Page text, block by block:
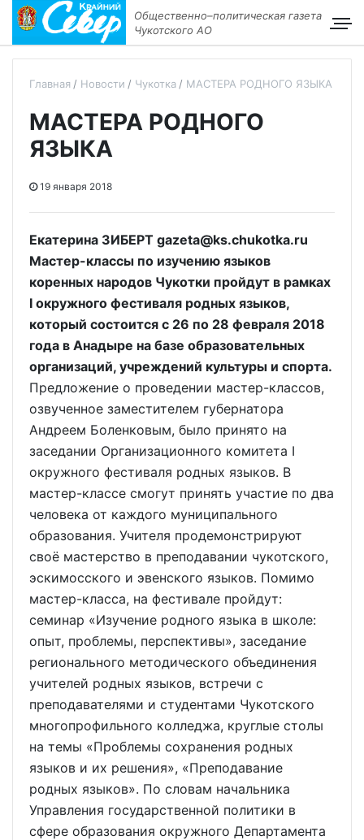
Общественно–политическая газета
Чукотского АО
Главная Новости Чукотка МАСТЕРА РОДНОГО ЯЗЫКА
МАСТЕРА РОДНОГО
ЯЗЫКА
19 января 2018
Екатерина ЗИБЕРТ gazeta@ks.chukotka.ru
Мастер-классы по изучению языков
коренных народов Чукотки пройдут в рамках
I окружного фестиваля родных языков,
который состоится с 26 по 28 февраля 2018
года в Анадыре на базе образовательных
организаций, учреждений культуры и спорта.
Предложение о проведении мастер-классов,
озвученное заместителем губернатора
Андреем Боленковым, было принято на
заседании Организационного комитета I
окружного фестиваля родных языков. В
мастер-классе смогут принять участие по два
человека от каждого муниципального
образования. Учителя продемонстрируют
своё мастерство в преподавании чукотского,
эскимосского и эвенского языков. Помимо
мастер-класса, на фестивале пройдут:
семинар «Изучение родного языка в школе:
опыт, проблемы, перспективы», заседание
регионального методического объединения
учителей родных языков, встречи с
преподавателями и студентами Чукотского
многопрофильного колледжа, круглые столы
на темы «Проблемы сохранения родных
языков и их решения», «Преподавание
родных языков». По словам начальника
Управления государственной политики в
сфере образования окружного Департамента